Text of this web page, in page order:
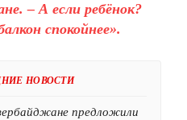
– А если ребёнок?
спокойнее».
НОВОСТИ
предложили